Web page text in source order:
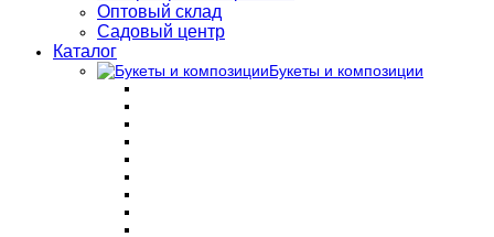
Оптовый склад
Садовый центр
Каталог
Букеты и композиции